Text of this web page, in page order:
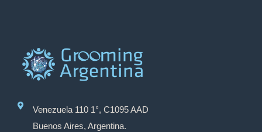
Venezuela 110 1°, C1095 AAD
Buenos Aires, Argentina.